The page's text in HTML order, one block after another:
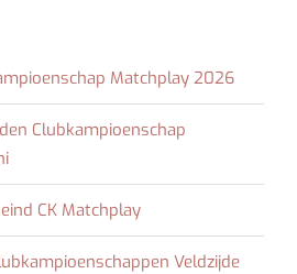
Matchplay 2026
Clubkampioenschap
CK Matchplay
Veldzijde